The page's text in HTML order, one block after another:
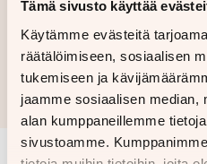
Tämä sivusto käyttää
Käytämme evästeitä
räätälöimiseen, sosiaalisen
tukemiseen ja
jaamme sosiaalisen median,
alan kumppaneillemme
sivustoamme.
Hae
Rahoituslaskelma on suuntaa
luottopäätöksen ja